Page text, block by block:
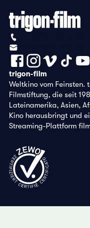
trigon-film
Weltkino vom Feinsten.
Filmstiftung, die seit
Lateinamerika, Asien,
Kino herausbringt und
Streaming-Plattform